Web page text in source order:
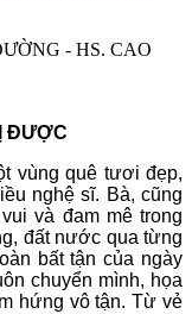
- HS. CAO
ĐƯỢC
vùng quê tươi đẹp,
nghệ sĩ. Bà, cũng
và đam mê trong
đất nước qua từng
bất tận của ngày
chuyển mình, họa
hứng vô tận. Từ vẻ